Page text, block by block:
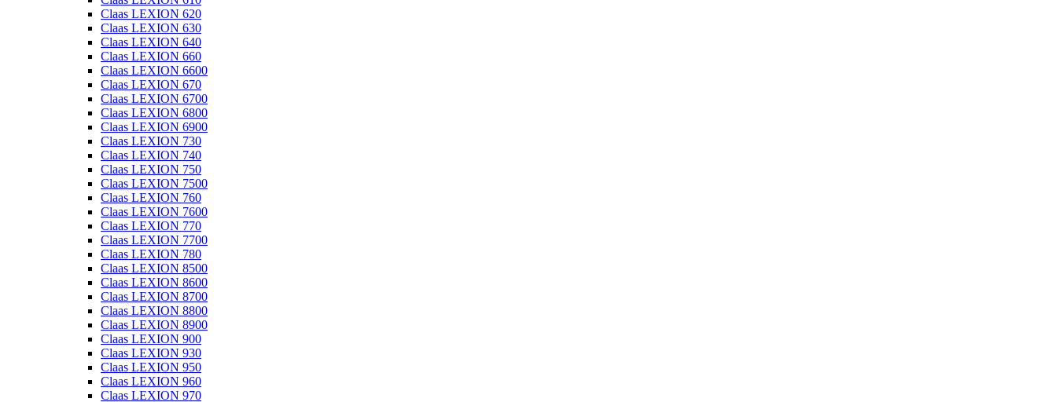
Claas LEXION 620
Claas LEXION 630
Claas LEXION 640
Claas LEXION 660
Claas LEXION 6600
Claas LEXION 670
Claas LEXION 6700
Claas LEXION 6800
Claas LEXION 6900
Claas LEXION 730
Claas LEXION 740
Claas LEXION 750
Claas LEXION 7500
Claas LEXION 760
Claas LEXION 7600
Claas LEXION 770
Claas LEXION 7700
Claas LEXION 780
Claas LEXION 8500
Claas LEXION 8600
Claas LEXION 8700
Claas LEXION 8800
Claas LEXION 8900
Claas LEXION 900
Claas LEXION 930
Claas LEXION 950
Claas LEXION 960
Claas LEXION 970